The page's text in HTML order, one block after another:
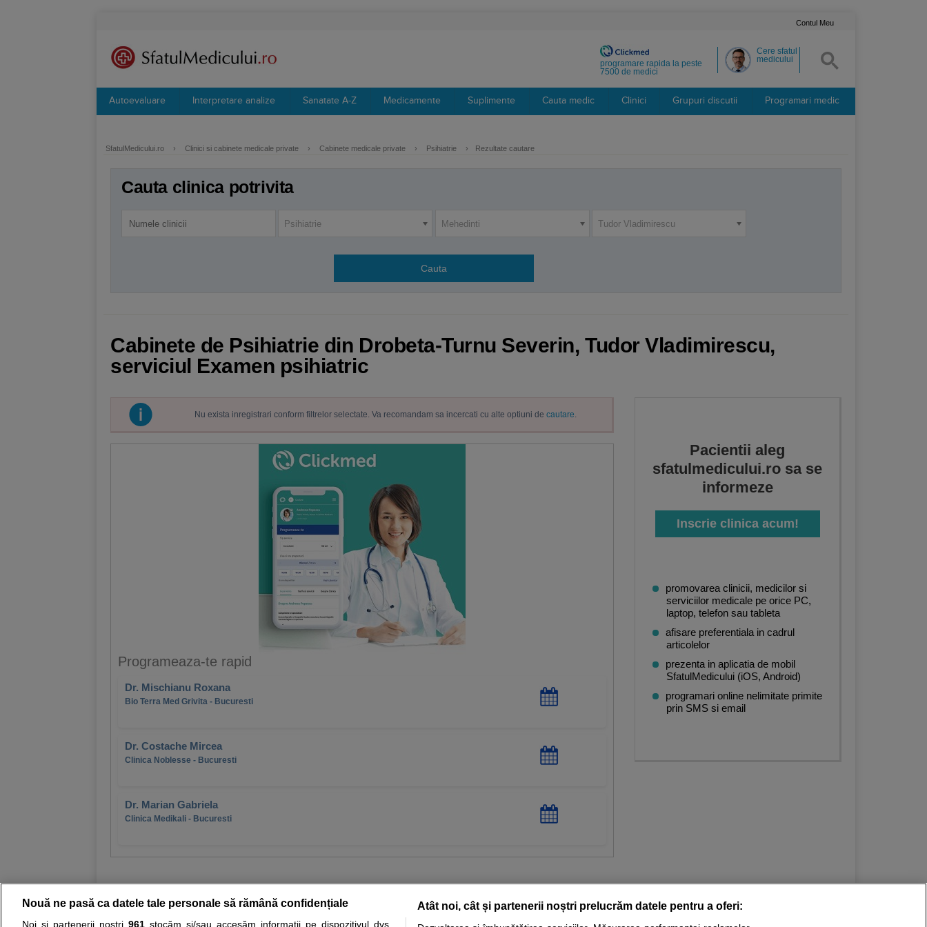
Contul Meu
Cere sfatul
medicului
programare rapida la peste
7500 de medici
Autoevaluare Interpretare analize Sanatate A-Z Medicamente Suplimente Cauta medic Clinici Grupuri discutii Programari medic
SfatulMedicului.ro › Clinici si cabinete medicale private › Cabinete medicale private › Psihiatrie › Rezultate cautare
Cauta clinica potrivita
Psihiatrie Mehedinti Tudor Vladimirescu
Cabinete de Psihiatrie din Drobeta-Turnu Severin, Tudor Vladimirescu,
serviciul Examen psihiatric
Nu exista inregistrari conform filtrelor selectate. Va recomandam sa incercati cu alte optiuni de cautare.
Programeaza-te rapid
Dr. Mischianu Roxana
Bio Terra Med Grivita - Bucuresti
Dr. Costache Mircea
Clinica Noblesse - Bucuresti
Dr. Marian Gabriela
Clinica Medikali - Bucuresti
Pacientii aleg
sfatulmedicului.ro sa se
informeze
Inscrie clinica acum!
promovarea clinicii, medicilor si
serviciilor medicale pe orice PC,
laptop, telefon sau tableta
afisare preferentiala in cadrul
articolelor
prezenta in aplicatia de mobil
SfatulMedicului (iOS, Android)
programari online nelimitate primite
prin SMS si email
Nouă ne pasă ca datele tale personale să rămână confidențiale
Noi și partenerii noștri 961stocăm și/sau accesăm informații pe dispozitivul dvs.,
Atât noi, cât și partenerii noștri prelucrăm datele pentru a oferi: